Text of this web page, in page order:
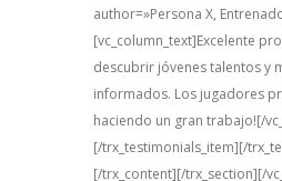
author=»Persona X,
[vc_column_text]Excelente
descubrir jóvenes talentos y
informados. Los jugadores
haciendo un gran trabajo![/
[/trx_testimonials_item][/
[/trx_content][/trx_section][/